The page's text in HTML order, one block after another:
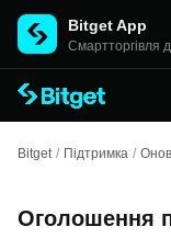
Bitget App
Cмартторгівля
Bitget / Підтримка /
Оголошення